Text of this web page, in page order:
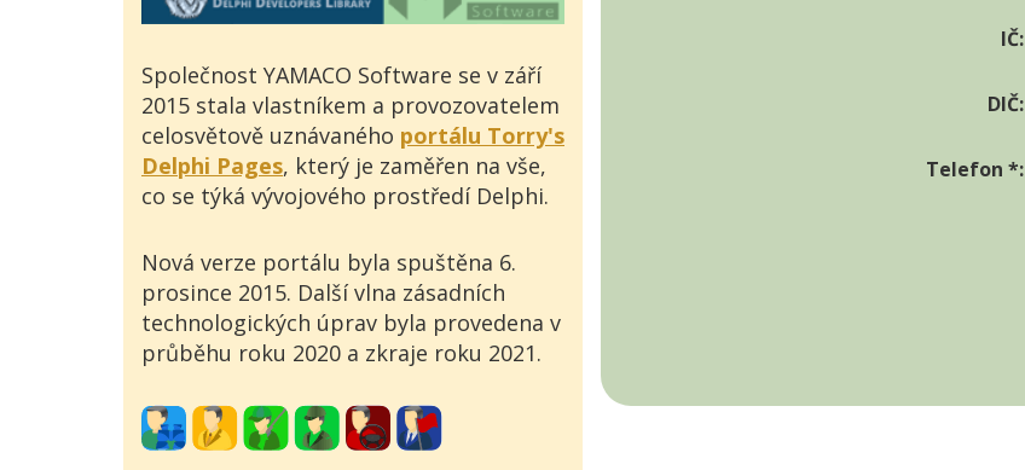
IČ:
DIČ:
Telefon *:
Společnost YAMACO Software se v září
2015 stala vlastníkem a provozovatelem
celosvětově uznávaného portálu Torry's
Delphi Pages, který je zaměřen na vše,
co se týká vývojového prostředí Delphi.
Nová verze portálu byla spuštěna 6.
prosince 2015. Další vlna zásadních
technologických úprav byla provedena v
průběhu roku 2020 a zkraje roku 2021.